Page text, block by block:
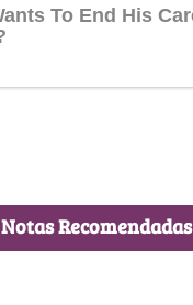
Notas Recomendadas